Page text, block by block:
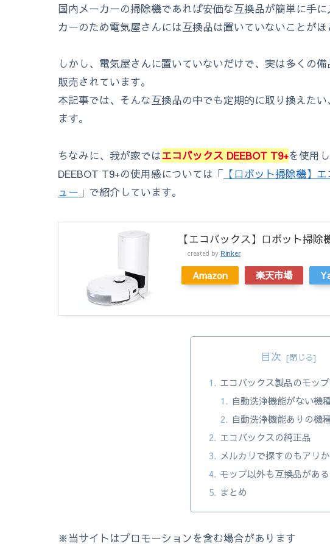
国内メーカーの掃除機であれば安価な互換品が簡単に手
カーのため電気屋さんには互換品は置いていないことがほ
しかし、電気屋さんに置いていないだけで、実は多くの
販売されています。
本記事では、そんな互換品の中でも定期的に取り換えたい、
ます。
ちなみに、我が家ではエコバックス DEEBOT T9+を使用
DEEBOT T9+の使用感については「 【ロボット掃除機】
ュー 」で紹介しています。
【エコバックス】ロボット掃除
created by Rinker
Amazon 楽天市場
目次
エコバックス製品のモッ
自動洗浄機能がない機
自動洗浄機能ありの機
エコバックスの純正品
メルカリで探すのもアリ
モップ以外も互換品がある
まとめ
※当サイトはプロモーションを含む場合があります